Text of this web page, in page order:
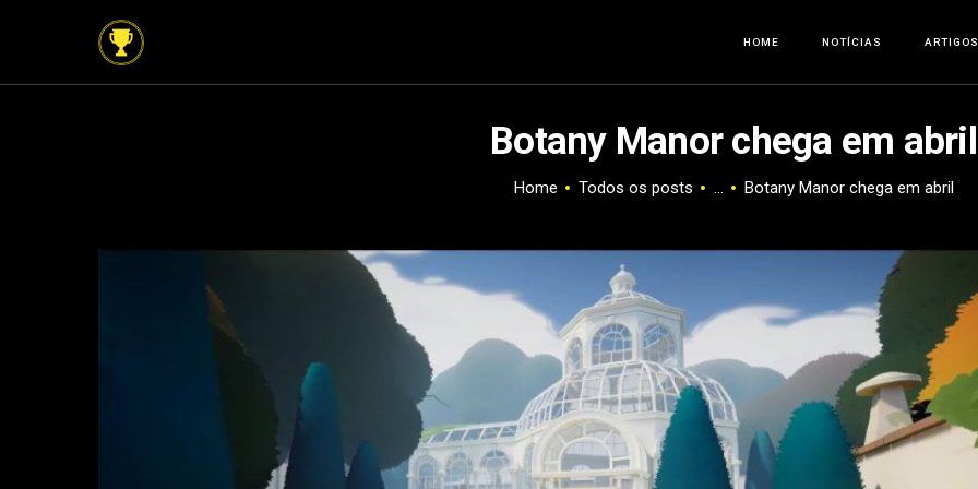
HOME NOTÍCIAS ARTIGOS
Botany Manor chega em abril
Home Todos os posts ... Botany Manor chega em abril
NOTÍCIAS
ARTIGOS
OFERTAS
SOBRE NÓS